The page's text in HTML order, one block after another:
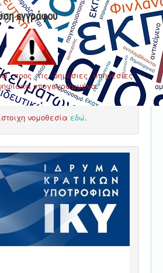
εγγράφου
τις δημόσιες υπηρεσίες
υπογεγραμμένα.
νομοθεσία εδώ.